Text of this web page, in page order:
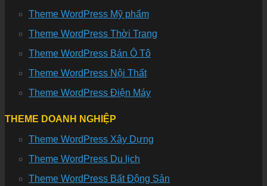
Theme WordPress Mỹ phẩm
Theme WordPress Thời Trang
Theme WordPress Bán Ô Tô
Theme WordPress Nội Thất
Theme WordPress Điện Máy
THEME DOANH NGHIỆP
Theme WordPress Xây Dựng
Theme WordPress Du lịch
Theme WordPress Bất Động Sản